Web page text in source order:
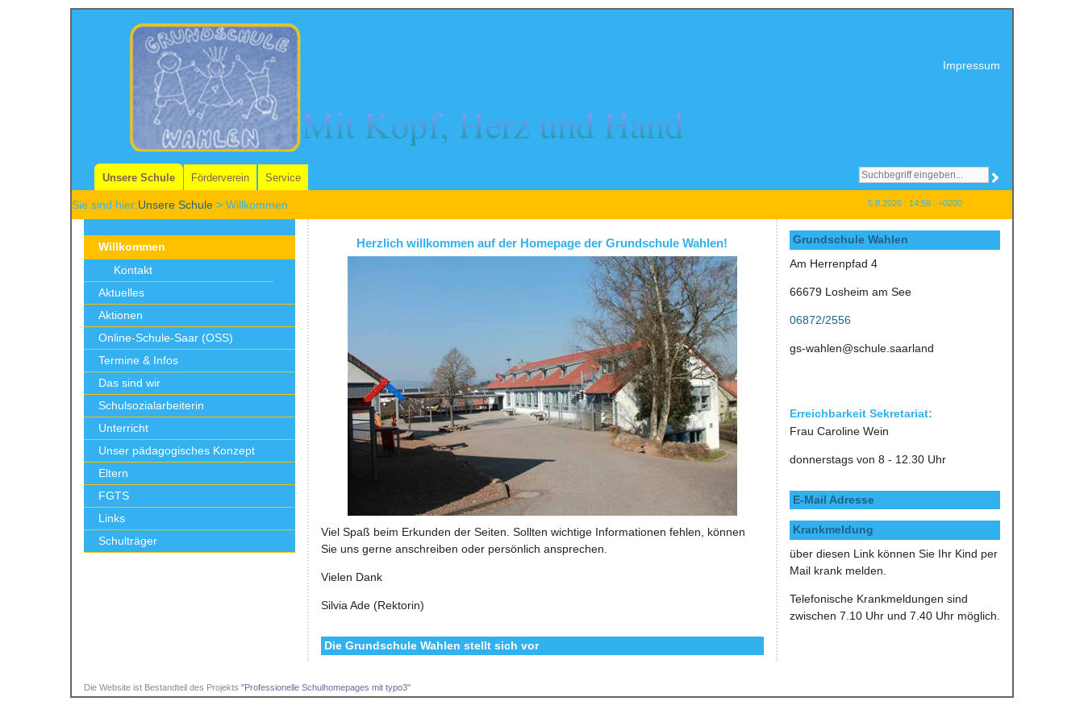
Impressum
Unsere Schule Förderverein Service
Sie sind hier:Unsere Schule > Willkommen 5.8.2026 : 14:56 : +0200
Willkommen
Kontakt
Aktuelles
Aktionen
Online-Schule-Saar (OSS)
Termine & Infos
Das sind wir
Schulsozialarbeiterin
Unterricht
Unser pädagogisches Konzept
Eltern
FGTS
Links
Schulträger
Herzlich willkommen auf der Homepage der Grundschule Wahlen!
Viel Spaß beim Erkunden der Seiten. Sollten wichtige Informationen fehlen, können
Sie uns gerne anschreiben oder persönlich ansprechen.
Vielen Dank
Silvia Ade (Rektorin)
Die Grundschule Wahlen stellt sich vor
Grundschule Wahlen
Am Herrenpfad 4
66679 Losheim am See
06872/2556
gs-wahlen@schule.saarland
Erreichbarkeit Sekretariat:
Frau Caroline Wein
donnerstags von 8 - 12.30 Uhr
E-Mail Adresse
Krankmeldung
über diesen Link können Sie Ihr Kind per
Mail krank melden.
Telefonische Krankmeldungen sind
zwischen 7.10 Uhr und 7.40 Uhr möglich.
Die Website ist Bestandteil des Projekts "Professionelle Schulhomepages mit typo3"